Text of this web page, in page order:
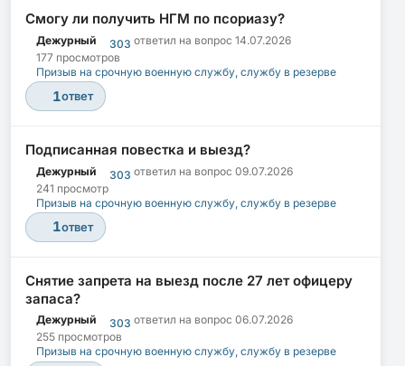
Смогу ли получить НГМ по псориазу?
Дежурный 303 ответил на вопрос 14.07.2026
177 просмотров
Призыв на срочную военную службу, службу в резерве
1ответ
Подписанная повестка и выезд?
Дежурный 303 ответил на вопрос 09.07.2026
241 просмотр
Призыв на срочную военную службу, службу в резерве
1ответ
Снятие запрета на выезд после 27 лет офицеру
запаса?
Дежурный 303 ответил на вопрос 06.07.2026
255 просмотров
Призыв на срочную военную службу, службу в резерве